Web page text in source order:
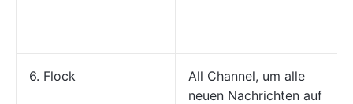
6. Flock
All Channel, um alle
neuen Nachrichten auf